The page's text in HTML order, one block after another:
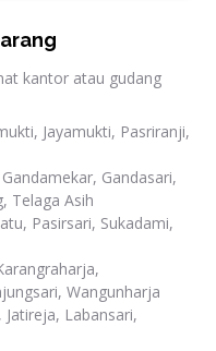
kantor atau gudang
Jayamukti, Pasriranji,
Gandasari,
Telaga Asih
Pasirsari, Sukadami,
Wangunharja
Jatireja, Labansari,